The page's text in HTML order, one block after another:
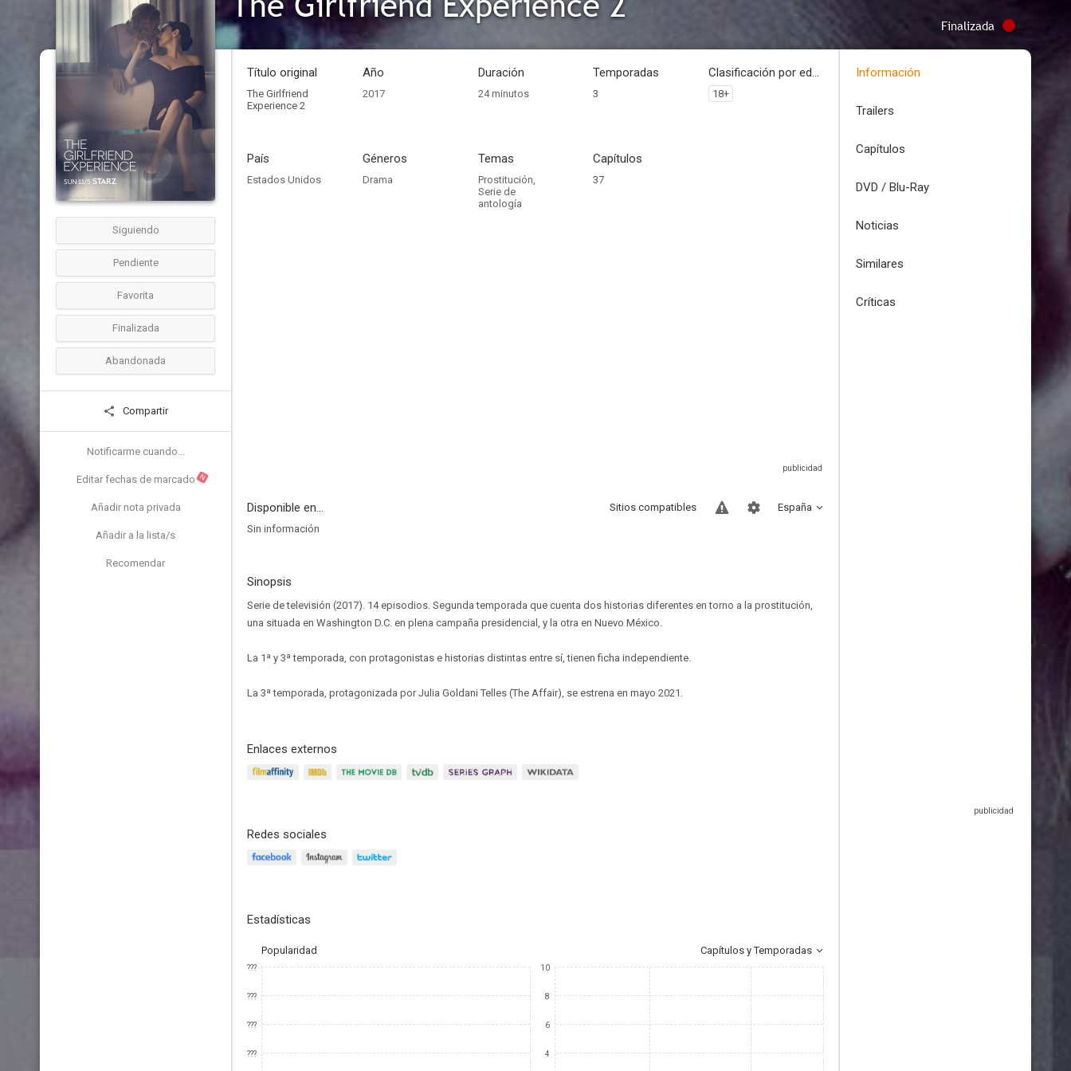
Finalizada
Siguiendo
Pendiente
Favorita
Finalizada
Abandonada
Compartir
Notificarme cuando...
Editar fechas de marcado N
Añadir nota privada
Añadir a la lista/s
Recomendar
Título original
The Girlfriend
Experience 2
Año
2017
Duración
24 minutos
Temporadas
3
Clasificación por edades
18+
País
Estados Unidos
Géneros
Drama
Temas
Prostitución,
Serie de
antología
Capítulos
37
Disponible en... España
Sitios compatibles
Sin información
Sinopsis
Serie de televisión (2017). 14 episodios. Segunda temporada que cuenta dos historias diferentes en torno a la prostitución,
una situada en Washington D.C. en plena campaña presidencial, y la otra en Nuevo México.
La 1ª y 3ª temporada, con protagonistas e historias distintas entre sí, tienen ficha independiente.
La 3ª temporada, protagonizada por Julia Goldani Telles (The Affair), se estrena en mayo 2021.
Enlaces externos
Redes sociales
Estadísticas
Popularidad Capítulos y Temporadas
???
???
???
???
10
8
6
4
Información
Trailers
Capítulos
DVD / Blu-Ray
Noticias
Similares
Críticas